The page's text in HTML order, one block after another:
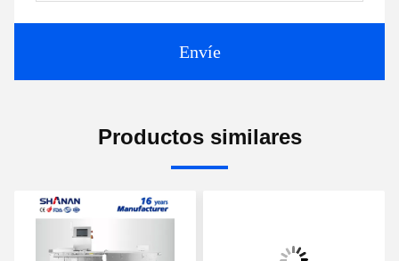
Envíe
Productos similares